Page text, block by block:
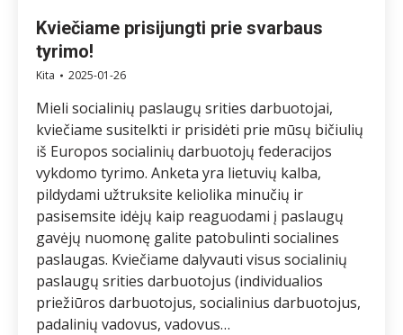
Kviečiame prisijungti prie svarbaus
tyrimo!
Kita 2025-01-26
Mieli socialinių paslaugų srities darbuotojai,
kviečiame susitelkti ir prisidėti prie mūsų bičiulių
iš Europos socialinių darbuotojų federacijos
vykdomo tyrimo. Anketa yra lietuvių kalba,
pildydami užtruksite keliolika minučių ir
pasisemsite idėjų kaip reaguodami į paslaugų
gavėjų nuomonę galite patobulinti socialines
paslaugas. Kviečiame dalyvauti visus socialinių
paslaugų srities darbuotojus (individualios
priežiūros darbuotojus, socialinius darbuotojus,
padalinių vadovus, vadovus…